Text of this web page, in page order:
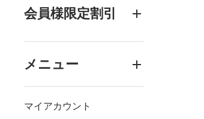
会員様限定割引
メニュー
マイアカウント